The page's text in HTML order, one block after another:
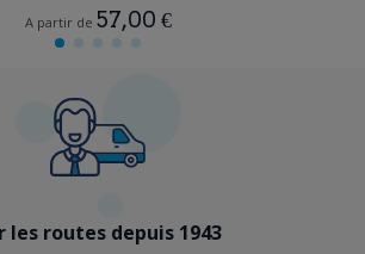
A partir de 57,00 €
les routes depuis 1943